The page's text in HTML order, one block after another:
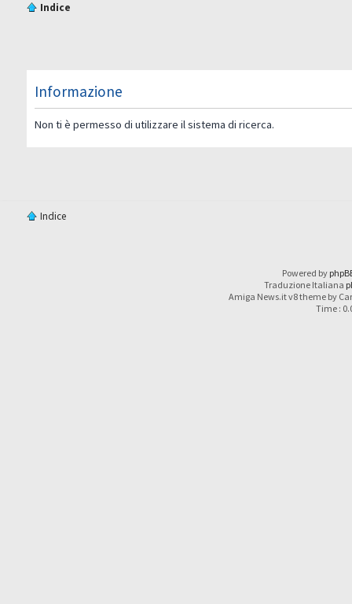
Indice
Informazione
Non ti è permesso di utilizzare il sistema di ricerca.
Indice
Powered by
Traduzione Italiana
Amiga News.it v8 theme by
Time :